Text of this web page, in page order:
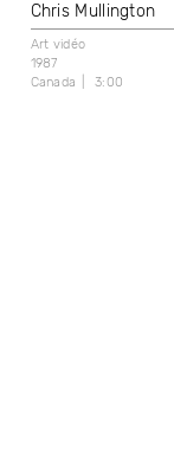
Chris Mullington
Art vidéo
1987
Canada
3:00